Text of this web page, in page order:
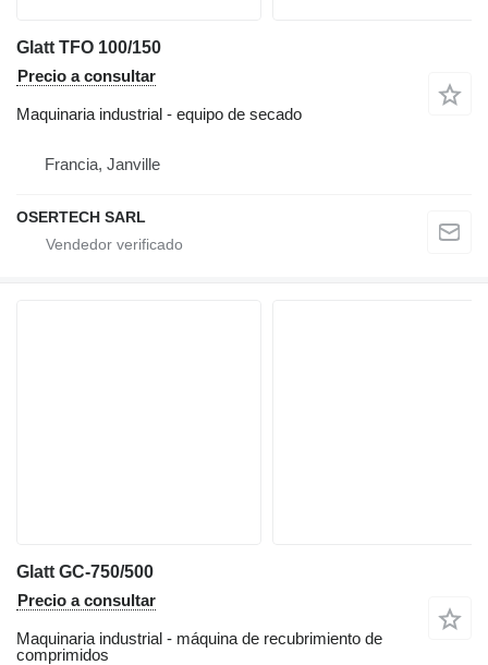
Glatt TFO 100/150
Precio a consultar
Maquinaria industrial - equipo de secado
Francia, Janville
OSERTECH SARL
Glatt GC-750/500
Precio a consultar
Maquinaria industrial - máquina de recubrimiento de
comprimidos